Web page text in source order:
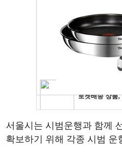
서울시는 시범운행과 함께
확보하기 위해 각종 시범 운